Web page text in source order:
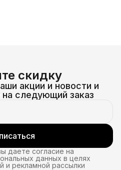
скидку
акции и новости и
на следующий заказ
даете согласие на
данных в целях
и рекламной рассылки